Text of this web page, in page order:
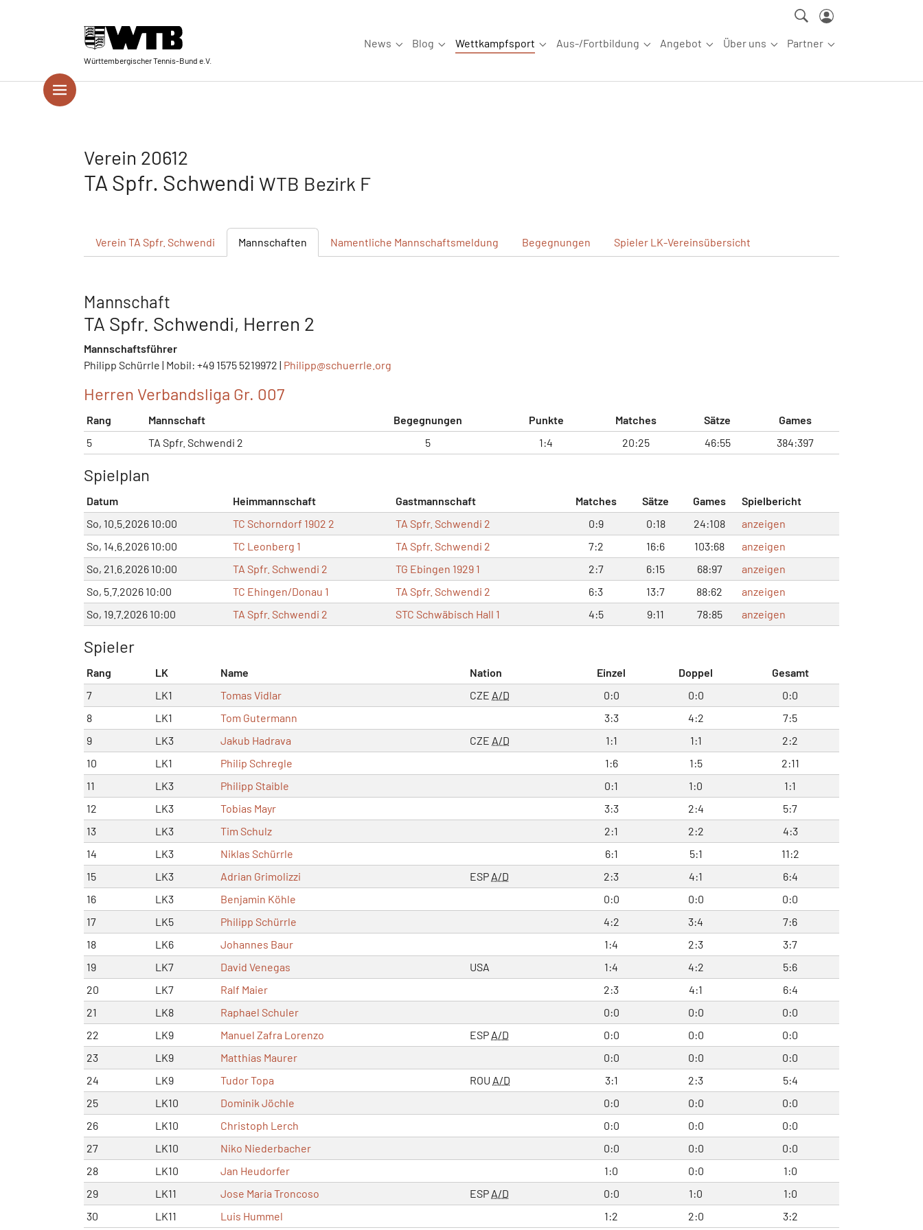
Württembergischer Tennis-Bund e.V.
News
Submenu for "News"
Blog
Submenu for "Blog"
Wettkampfsport
Submenu for "Wettkampfsport"
Aus-/Fortbildung
Submenu for "Aus-/Fortbildung"
Angebot
Submenu for "Angebot"
Über uns
Submenu for "Über uns"
Partner
Submenu for
Verein 20612
TA Spfr. Schwendi WTB Bezirk F
Verein TA Spfr. Schwendi Mannschaften Namentliche Mannschaftsmeldung Begegnungen Spieler LK-Vereinsübersicht
Mannschaft
TA Spfr. Schwendi, Herren 2
Mannschaftsführer
Philipp Schürrle | Mobil: +49 1575 5219972 | Philipp@schuerrle.org
Herren Verbandsliga Gr. 007
Rang Mannschaft Begegnungen Punkte Matches Sätze
Games
5
TA Spfr. Schwendi 2 5 1:4 20:25 46:55 384:397
Spielplan
Datum Heimmannschaft Gastmannschaft Matches Sätze Games
Spielbericht
So, 10.5.2026 10:00
TC Schorndorf 1902 2 TA Spfr. Schwendi 2 0:9 0:18 24:108
anzeigen
So, 14.6.2026 10:00
TC Leonberg 1 TA Spfr. Schwendi 2 7:2 16:6 103:68
anzeigen
So, 21.6.2026 10:00
TA Spfr. Schwendi 2 TG Ebingen 1929 1 2:7 6:15 68:97
anzeigen
So, 5.7.2026 10:00
TC Ehingen/Donau 1 TA Spfr. Schwendi 2 6:3 13:7 88:62
anzeigen
So, 19.7.2026 10:00
TA Spfr. Schwendi 2 STC Schwäbisch Hall 1 4:5 9:11 78:85 anzeigen
Spieler
Rang LK Name Nation Einzel Doppel
Gesamt
7
LK1 Tomas Vidlar CZE A/D 0:0 0:0
0:0
8
LK1 Tom Gutermann 3:3 4:2
7:5
9
LK3 Jakub Hadrava CZE A/D 1:1 1:1
2:2
10
LK1 Philip Schregle 1:6 1:5
2:11
11
LK3 Philipp Staible 0:1 1:0
1:1
12
LK3 Tobias Mayr 3:3 2:4
5:7
13
LK3 Tim Schulz 2:1 2:2
4:3
14
LK3 Niklas Schürrle 6:1 5:1
11:2
15
LK3 Adrian Grimolizzi ESP A/D 2:3 4:1
6:4
16
LK3 Benjamin Köhle 0:0 0:0
0:0
17
LK5 Philipp Schürrle 4:2 3:4
7:6
18
LK6 Johannes Baur 1:4 2:3
3:7
19
LK7 David Venegas USA 1:4 4:2
5:6
20
LK7 Ralf Maier 2:3 4:1
6:4
21
LK8 Raphael Schuler 0:0 0:0
0:0
22
LK9 Manuel Zafra Lorenzo ESP A/D 0:0 0:0
0:0
23
LK9 Matthias Maurer 0:0 0:0
0:0
24
LK9 Tudor Topa ROU A/D 3:1 2:3
5:4
25
LK10 Dominik Jöchle 0:0 0:0
0:0
26
LK10 Christoph Lerch 0:0 0:0
0:0
27
LK10 Niko Niederbacher 0:0 0:0
0:0
28
LK10 Jan Heudorfer 1:0 0:0
1:0
29
LK11 Jose Maria Troncoso ESP A/D 0:0 1:0
1:0
30
LK11 Luis Hummel 1:2 2:0 3:2